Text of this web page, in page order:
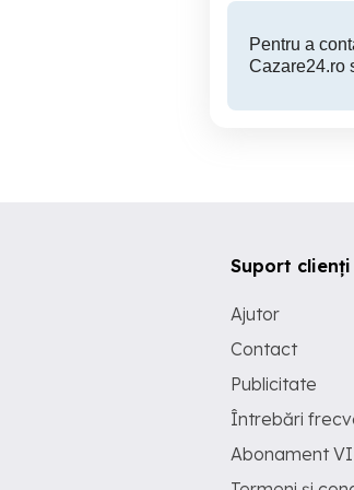
Pentru a
Cazare24.ro
Suport clienți
Ajutor
Contact
Publicitate
Întrebări
Abonament